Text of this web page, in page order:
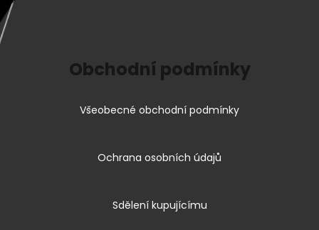
Obchodní podmínky
Všeobecné obchodní podmínky
Ochrana osobních údajů
Sdělení kupujícímu